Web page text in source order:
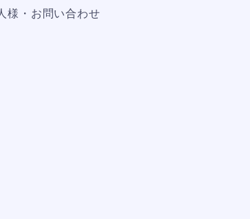
様・お問い合わせ